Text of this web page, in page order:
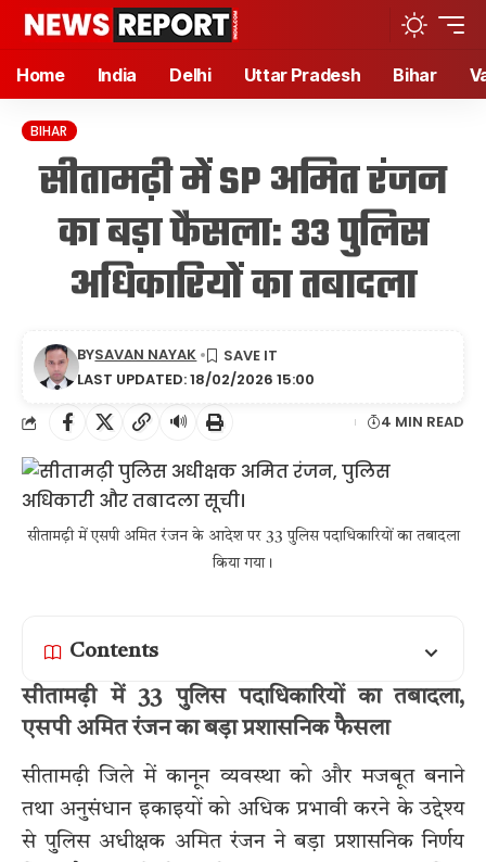
Home India Delhi Uttar Pradesh Bihar
BIHAR
सीतामढ़ी में SP अमित रंजन
का बड़ा फैसला: 33 पुलिस
अधिकारियों का तबादला
LAST UPDATED: 18/02/2026 15:00
BYSAVAN NAYAK
🔊 4 MIN READ
सीतामढ़ी में एसपी अमित रंजन के आदेश पर 33 पुलिस पदाधिकारियों का तबादला
किया गया।
Contents
सीतामढ़ी में 33 पुलिस पदाधिकारियों का तबादला,
एसपी अमित रंजन का बड़ा प्रशासनिक फैसला
सीतामढ़ी जिले में कानून व्यवस्था को और मजबूत बनाने
तथा अनुसंधान इकाइयों को अधिक प्रभावी करने के उद्देश्य
से पुलिस अधीक्षक अमित रंजन ने बड़ा प्रशासनिक निर्णय